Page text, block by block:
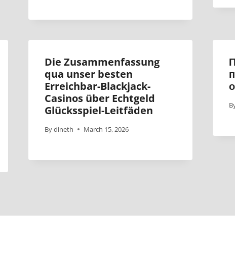
Die Zusammenfassung
qua unser besten
Erreichbar-Blackjack-
Casinos über Echtgeld
Glücksspiel-Leitfäden
Bydineth March 15, 2026